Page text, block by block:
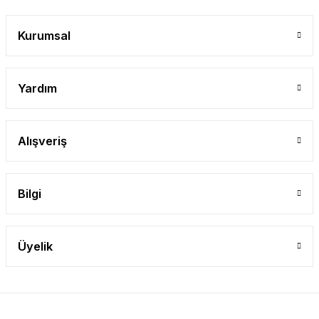
Kurumsal
Yardım
Alışveriş
Bilgi
Üyelik